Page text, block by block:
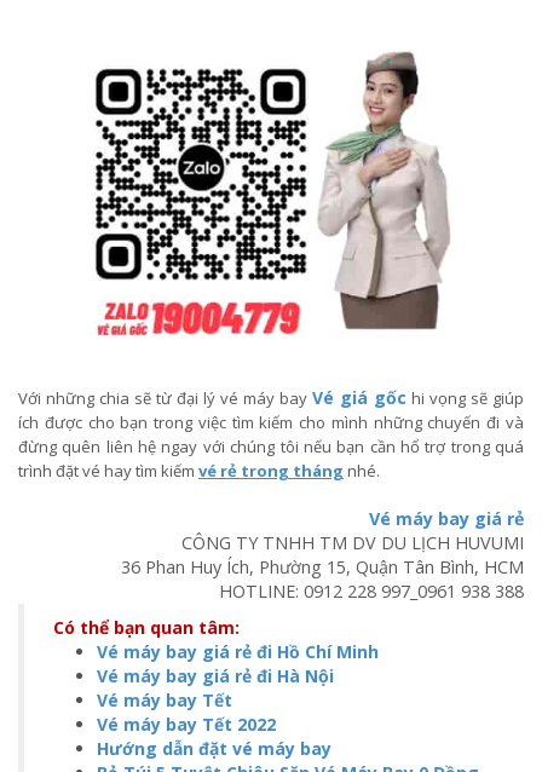
Với những chia sẽ từ đại lý vé máy bay Vé giá gốc hi vọng sẽ giúp
ích được cho bạn trong việc tìm kiếm cho mình những chuyến đi và
đừng quên liên hệ ngay với chúng tôi nếu bạn cần hổ trợ trong quá
trình đặt vé hay tìm kiếm vé rẻ trong tháng nhé.
Vé máy bay giá rẻ
CÔNG TY TNHH TM DV DU LỊCH HUVUMI
36 Phan Huy Ích, Phường 15, Quận Tân Bình, HCM
HOTLINE: 0912 228 997 0961 938 388
Có thể bạn quan tâm:
Vé máy bay giá rẻ đi Hồ Chí Minh
Vé máy bay giá rẻ đi Hà Nội
Vé máy bay Tết
Vé máy bay Tết 2022
Hướng dẫn đặt vé máy bay